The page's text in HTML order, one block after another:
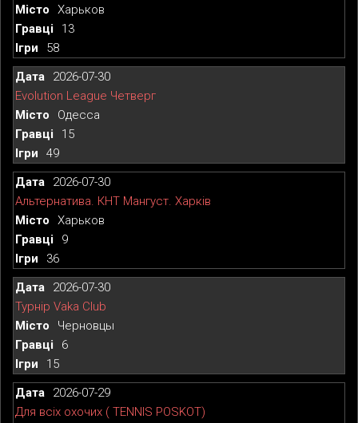
Харьков
13
58
2026-07-30
Evolution League Четверг
Одесса
15
49
2026-07-30
Альтернатива. КНТ Мангуст. Харків
Харьков
9
36
2026-07-30
Турнір Vaka Club
Черновцы
6
15
2026-07-29
Для всіх охочих ( TENNIS POSKOT)